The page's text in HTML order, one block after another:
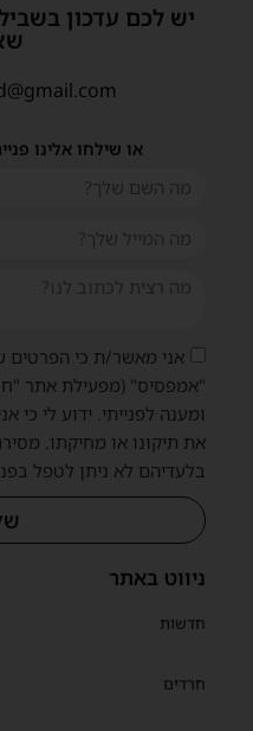
ניווט באתר
חדשות
חרדים
יש לכם עדכון
או שילחו אלינו
אני מאשר/ת כי הפרטים
"אמפסיס" (מפעילת אתר
ומענה לפנייתי. ידוע לי כי
את תיקונו או מחיקתו.
בלעדיהם לא ניתן לטפל